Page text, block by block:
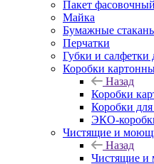
Пакет
Майка
Бумажные
Перчатки
Губки и салфетки
Коробки
Назад
Коробки
Коробки
ЭКО-
Чистящие и
Назад
Чистящие и